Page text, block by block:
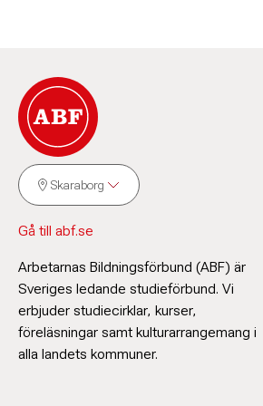
Skaraborg
Gå till abf.se
Arbetarnas Bildningsförbund (ABF) är
Sveriges ledande studieförbund. Vi
erbjuder studiecirklar, kurser,
föreläsningar samt kulturarrangemang i
alla landets kommuner.